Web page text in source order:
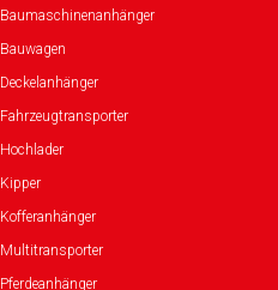
Baumaschinenanhänger
Bauwagen
Deckelanhänger
Fahrzeugtransporter
Hochlader
Kipper
Kofferanhänger
Multitransporter
Pferdeanhänger